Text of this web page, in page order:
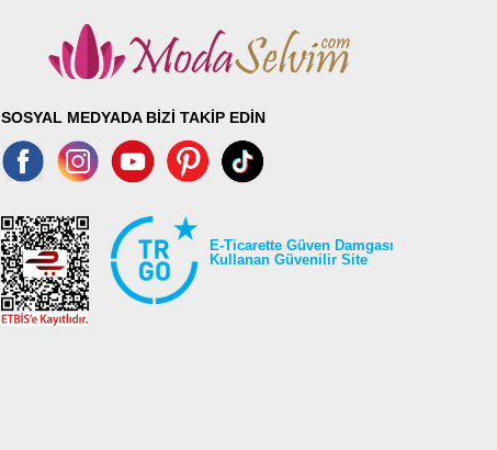
SOSYAL MEDYADA BİZİ TAKİP EDİN
E-Ticarette Güven Damgası
Kullanan Güvenilir Site